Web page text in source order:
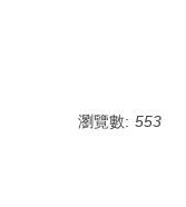
瀏覽數: 553